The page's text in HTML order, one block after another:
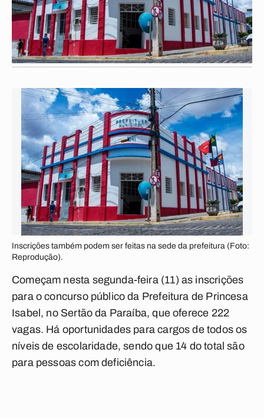
Inscrições também podem ser feitas na sede da prefeitura (Foto:
Reprodução).
Começam nesta segunda-feira (11) as inscrições
para o concurso público da Prefeitura de Princesa
Isabel, no Sertão da Paraíba, que oferece 222
vagas. Há oportunidades para cargos de todos os
níveis de escolaridade, sendo que 14 do total são
para pessoas com deficiência.